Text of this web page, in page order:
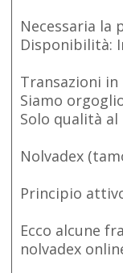
Necessaria la
Disponibilità:
Transazioni in
Siamo
Solo qualità al
Nolvadex
Principio
Ecco alcune
nolvadex